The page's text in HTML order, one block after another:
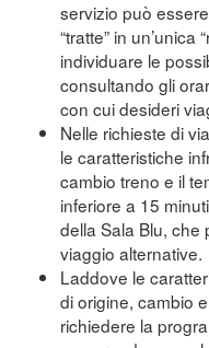
servizio può
“tratte” in
individuare le
consultando gli
con cui desideri
Nelle richieste di
le caratteristiche
cambio treno e il
inferiore a 15
della Sala Blu, che
viaggio alternative.
Laddove le
di origine, cambio
richiedere la